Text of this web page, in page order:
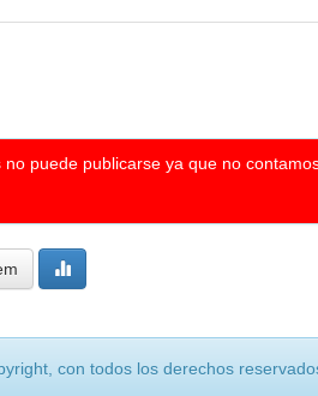
puede publicarse ya que no
con todos los derechos